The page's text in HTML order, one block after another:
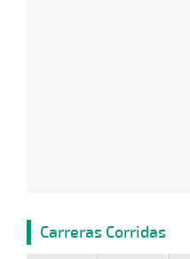
Carreras Corridas